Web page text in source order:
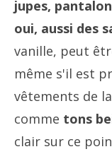
jupes,
oui, aussi des
vanille, peut
même s'il est
vêtements de
comme tons
clair sur ce